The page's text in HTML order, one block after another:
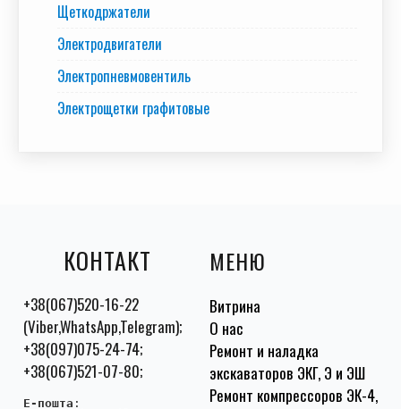
Щеткодржатели
Электродвигатели
Электропневмовентиль
Электрощетки графитовые
КОНТАКТ
+38(067)520-16-22
(Viber,WhatsApp,Telegram);
+38(097)075-24-74;
+38(067)521-07-80;
E-пошта :
МЕНЮ
Витрина
О нас
Ремонт и наладка
экскаваторов ЭКГ, Э и ЭШ
Ремонт компрессоров ЭК-4,